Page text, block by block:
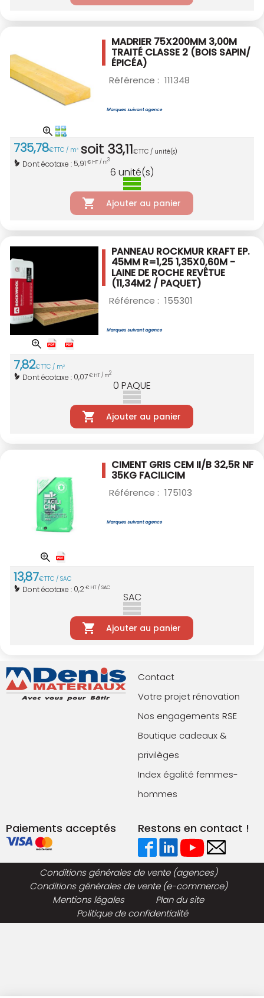
MADRIER 75X200MM 3,00M
TRAITÉ CLASSE 2 (BOIS SAPIN/
ÉPICÉA)
Référence : 111348
735,78€TTC / m3 soit 33,11€TTC / unité(s)
Dont écotaxe : 5,91 € HT / m3
6 unité(s)
Ajouter au panier
PANNEAU ROCKMUR KRAFT EP.
45MM R=1,251,35X0,60M -
LAINE DE ROCHE REVÊTUE
(11,34M2 / PAQUET)
Référence : 155301
7,82€TTC / m2
Dont écotaxe : 0,07€ HT / m2
0 PAQUE
Ajouter au panier
CIMENT GRIS CEM II/B 32,5R NF
35KG FACILICIM
Référence : 175103
13,87€TTC / SAC
Dont écotaxe : 0,2€ HT / SAC
SAC
Ajouter au panier
Contact
Votre projet rénovation
Nos engagements RSE
Boutique cadeaux &
privilèges
Index égalité femmes-
hommes
Paiements acceptés Restons en contact !
Conditions générales de vente (agences)
Conditions générales de vente (e-commerce)
Mentions légales
Plan du site
Politique de confidentialité